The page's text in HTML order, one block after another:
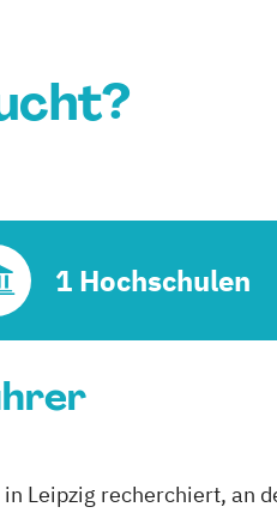
1 Hochschulen
Leipzig recherchiert, an